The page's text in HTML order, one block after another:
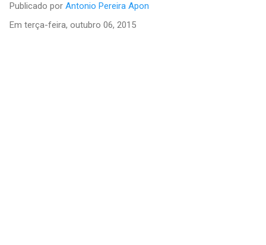
Publicado por Antonio Pereira Apon
Em terça-feira, outubro 06, 2015